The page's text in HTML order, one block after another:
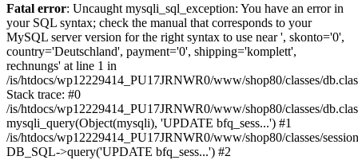
Fatal error: Uncaught mysqli_sql_exception: You have an error in
your SQL syntax; check the manual that corresponds to your
MySQL server version for the right syntax to use near ', skonto='0',
country='Deutschland', payment='0', shipping='komplett',
rechnungs' at line 1 in
/is/htdocs/wp12229414_PU17JRNWR0/www/shop80/classes/
Stack trace: #0
/is/htdocs/wp12229414_PU17JRNWR0/www/shop80/classes/
mysqli_query(Object(mysqli), 'UPDATE bfq_sess...') #1
/is/htdocs/wp12229414_PU17JRNWR0/www/shop80/classes/
DB_SQL->query('UPDATE bfq_sess...') #2